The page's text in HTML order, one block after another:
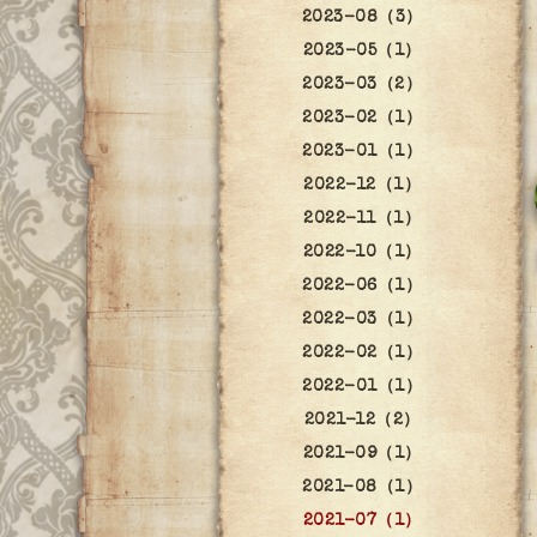
2023-08（3）
2023-05（1）
2023-03（2）
2023-02（1）
2023-01（1）
2022-12（1）
2022-11（1）
2022-10（1）
2022-06（1）
2022-03（1）
2022-02（1）
2022-01（1）
2021-12（2）
2021-09（1）
2021-08（1）
2021-07（1）